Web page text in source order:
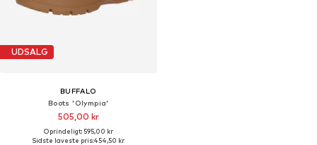
UDSALG
BUFFALO
Boots 'Olympia'
505,00 kr
Oprindeligt: 595,00 kr
Sidste laveste pris:454,50 kr